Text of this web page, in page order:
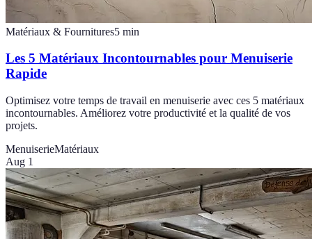
Matériaux & Fournitures5 min
Les 5 Matériaux Incontournables pour Menuiserie
Rapide
Optimisez votre temps de travail en menuiserie avec ces 5 matériaux
incontournables. Améliorez votre productivité et la qualité de vos
projets.
MenuiserieMatériaux
Aug 1